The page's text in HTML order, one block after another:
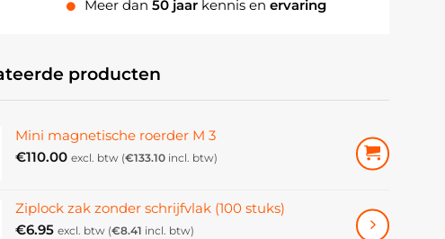
Meer dan 50 jaarkennis en ervaring
producten
Mini magnetische roerder M 3
€110.00 excl. btw (€133.10 incl. btw)
Ziplock zak zonder schrijfvlak (100 stuks)
€6.95 excl. btw (€8.41 incl. btw)